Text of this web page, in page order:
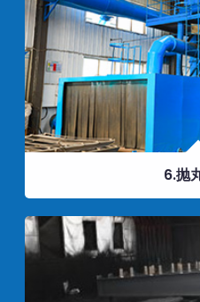
6.抛